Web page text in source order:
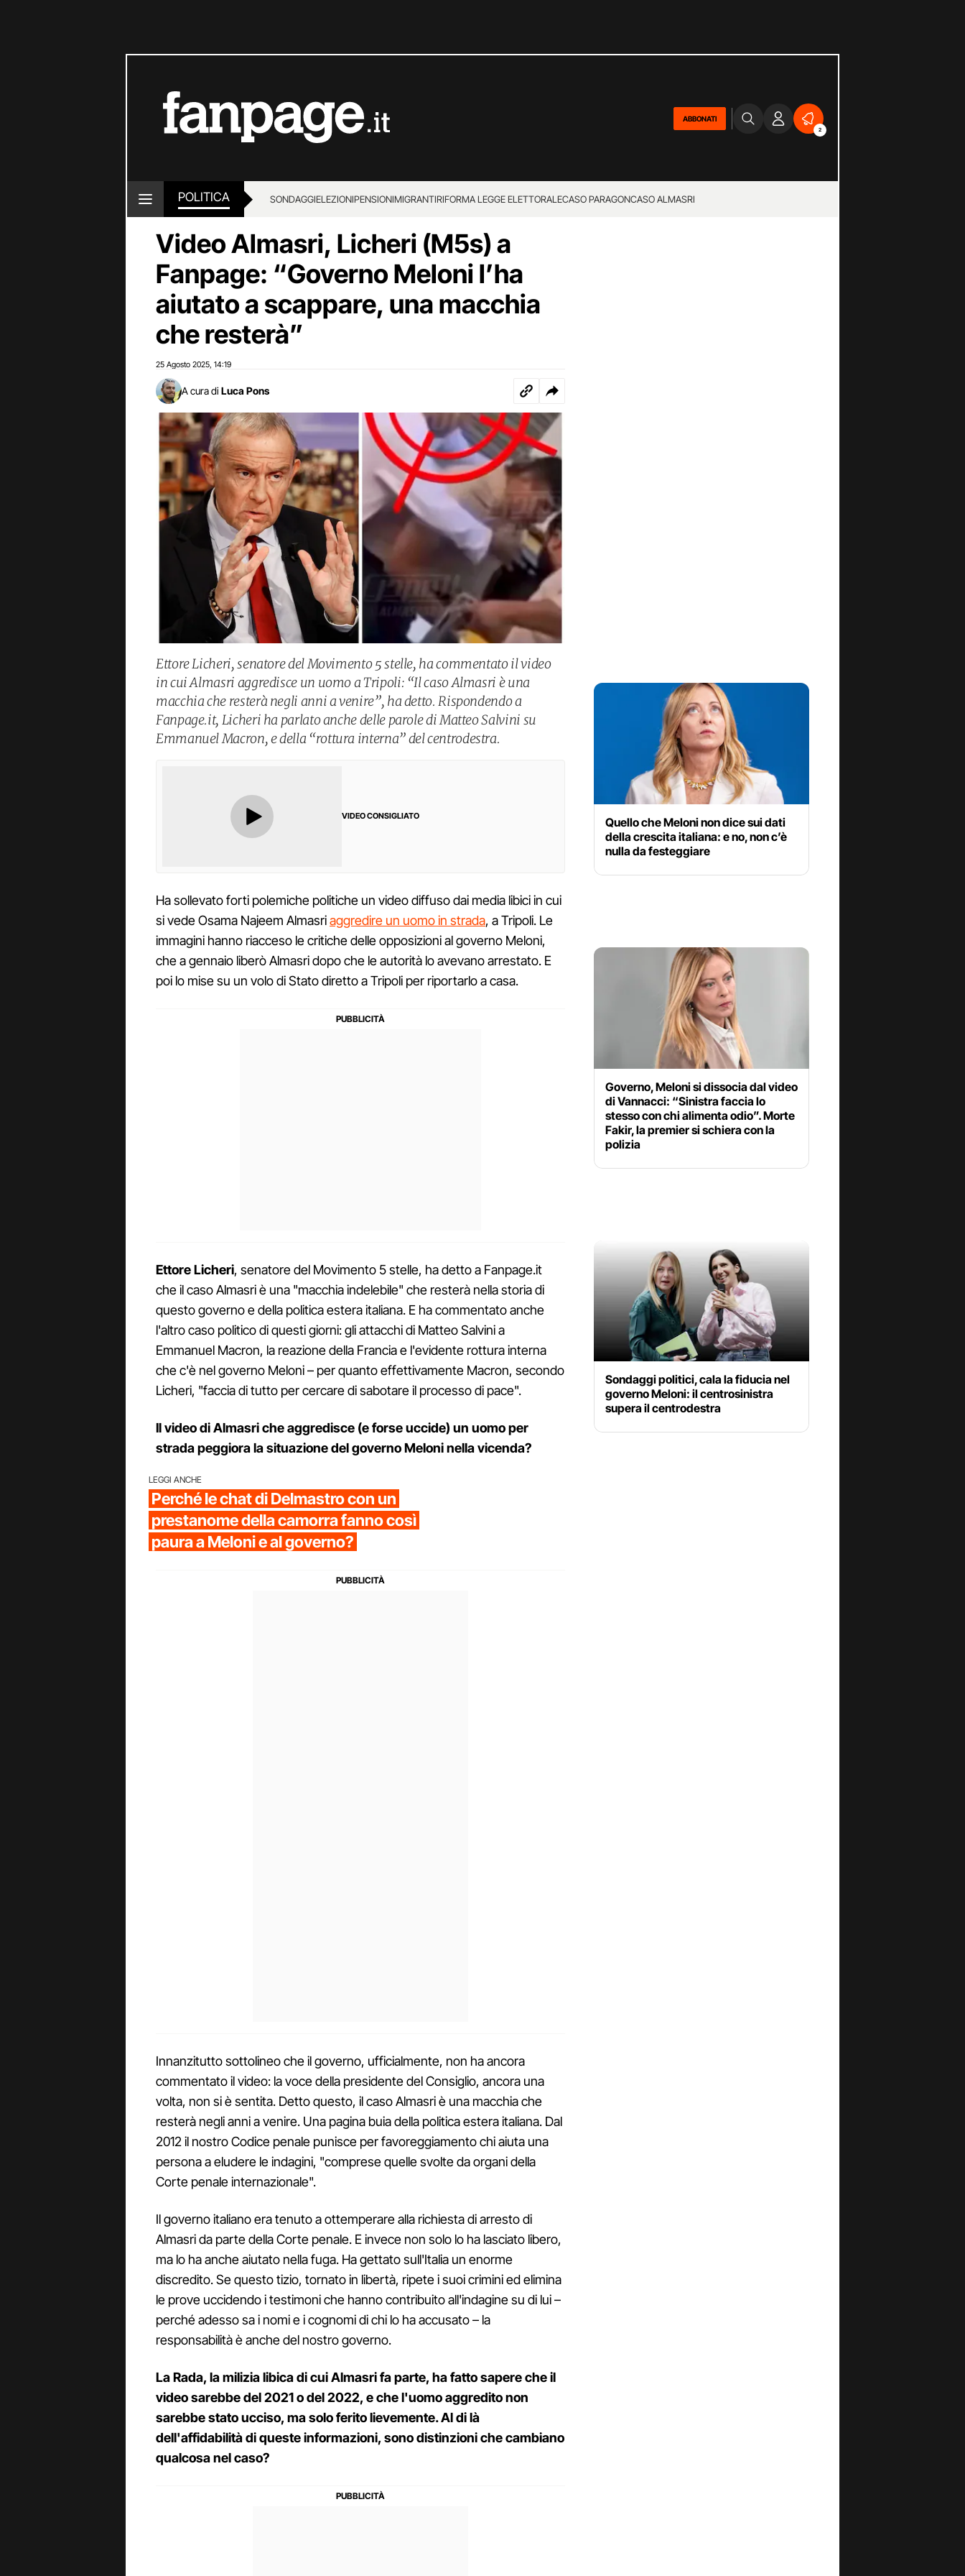
ABBONATI
2
POLITICA SONDAGGIELEZIONIPENSIONIMIGRANTIRIFORMA LEGGE ELETTORALECASO PARAGONCASO ALMASRI
Video Almasri, Licheri (M5s) a
Fanpage: “Governo Meloni l’ha
aiutato a scappare, una macchia
che resterà”
25 Agosto 2025 14:19
A cura di Luca Pons
Ettore Licheri, senatore del Movimento 5 stelle, ha commentato il video
in cui Almasri aggredisce un uomo a Tripoli: “Il caso Almasri è una
macchia che resterà negli anni a venire”, ha detto. Rispondendo a
Fanpage.it, Licheri ha parlato anche delle parole di Matteo Salvini su
Emmanuel Macron, e della “rottura interna” del centrodestra.
VIDEO CONSIGLIATO
Ha sollevato forti polemiche politiche un video diffuso dai media libici in cui
si vede Osama Najeem Almasriaggredire un uomo in strada, a Tripoli. Le
immagini hanno riacceso le critiche delle opposizioni al governo Meloni,
che a gennaio liberò Almasri dopo che le autorità lo avevano arrestato. E
poi lo mise su un volo di Stato diretto a Tripoli per riportarlo a casa.
Ettore Licheri, senatore del Movimento 5 stelle, ha detto a Fanpage.it
che il caso Almasri è una "macchia indelebile" che resterà nella storia di
questo governo e della politica estera italiana. E ha commentato anche
l'altro caso politico di questi giorni: gli attacchi di Matteo Salvini a
Emmanuel Macron, la reazione della Francia e l'evidente rottura interna
che c'è nel governo Meloni – per quanto effettivamente Macron, secondo
Licheri, "faccia di tutto per cercare di sabotare il processo di pace".
Il video di Almasri che aggredisce (e forse uccide) un uomo per
strada peggiora la situazione del governo Meloni nella vicenda?
LEGGI ANCHE
Perché le chat di Delmastro con un
prestanome della camorra fanno così
paura a Meloni e al governo?
Innanzitutto sottolineo che il governo, ufficialmente, non ha ancora
commentato il video: la voce della presidente del Consiglio, ancora una
volta, non si è sentita. Detto questo, il caso Almasri è una macchia che
resterà negli anni a venire. Una pagina buia della politica estera italiana. Dal
2012 il nostro Codice penale punisce per favoreggiamento chi aiuta una
persona a eludere le indagini, "comprese quelle svolte da organi della
Corte penale internazionale".
Il governo italiano era tenuto a ottemperare alla richiesta di arresto di
Almasri da parte della Corte penale. E invece non solo lo ha lasciato libero,
ma lo ha anche aiutato nella fuga. Ha gettato sull'Italia un enorme
discredito. Se questo tizio, tornato in libertà, ripete i suoi crimini ed elimina
le prove uccidendo i testimoni che hanno contribuito all'indagine su di lui –
perché adesso sa i nomi e i cognomi di chi lo ha accusato – la
responsabilità è anche del nostro governo.
La Rada, la milizia libica di cui Almasri fa parte, ha fatto sapere che il
video sarebbe del 2021 o del 2022, e che l'uomo aggredito non
sarebbe stato ucciso, ma solo ferito lievemente. Al di là
dell'affidabilità di queste informazioni, sono distinzioni che cambiano
qualcosa nel caso?
Quello che Meloni non dice sui dati
della crescita italiana: e no, non c’è
nulla da festeggiare
Governo, Meloni si dissocia dal video
di Vannacci: “Sinistra faccia lo
stesso con chi alimenta odio”. Morte
Fakir, la premier si schiera con la
polizia
Sondaggi politici, cala la fiducia nel
governo Meloni: il centrosinistra
supera il centrodestra